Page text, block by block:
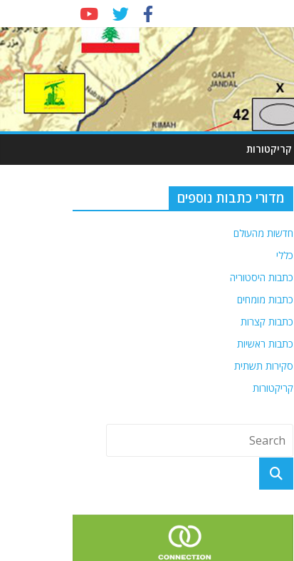
קריקטורות
מדורי כתבות נוספים
חדשות מהעולם
כללי
כתבות היסטוריה
כתבות מומחים
כתבות קצרות
כתבות ראשיות
סקירות תשתית
קריקטורות